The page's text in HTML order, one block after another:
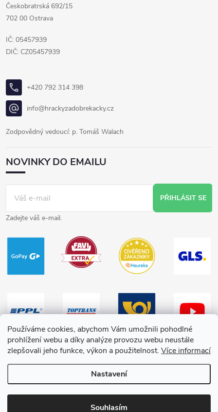
Používáme cookies, abychom Vám umožnili pohodlné
prohlížení webu a díky analýze provozu webu neustále
zlepšovali jeho funkce, výkon a použitelnost. Více informací
Nastavení
Souhlasím
Českobratrská 692/15
702 00 Ostrava
IČ: 05457939
DIČ: CZ05457939
+420 792 314 398
info@hrackyzadobrekacky.cz
Zodpovědný vedoucí: p. Tomáš Walach
NOVINKY DO EMAILU
PŘIHLÁSIT SE
Zadejte váš e-mail.